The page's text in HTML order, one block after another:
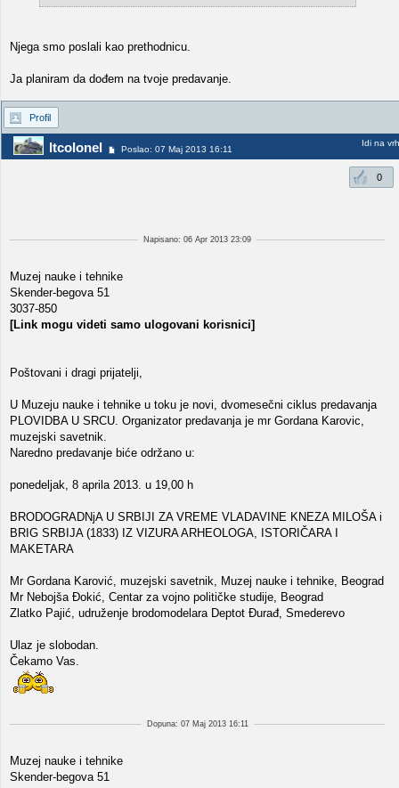
Njega smo poslali kao prethodnicu.
Ja planiram da dođem na tvoje predavanje.
Profil
ltcolonel Poslao: 07 Maj 2013 16:11
Idi na vrh
0
Napisano: 06 Apr 2013 23:09
Muzej nauke i tehnike
Skender-begova 51
3037-850
[Link mogu videti samo ulogovani korisnici]
Poštovani i dragi prijatelji,
U Muzeju nauke i tehnike u toku je novi, dvomesečni ciklus predavanja
PLOVIDBA U SRCU. Organizator predavanja je mr Gordana Karovic,
muzejski savetnik.
Naredno predavanje biće održano u:
ponedeljak, 8 aprila 2013. u 19,00 h
BRODOGRADNjA U SRBIJI ZA VREME VLADAVINE KNEZA MILOŠA i
BRIG SRBIJA (1833) IZ VIZURA ARHEOLOGA, ISTORIČARA I
MAKETARA
Mr Gordana Karović, muzejski savetnik, Muzej nauke i tehnike, Beograd
Mr Nebojša Đokić, Centar za vojno političke studije, Beograd
Zlatko Pajić, udruženje brodomodelara Deptot Đurađ, Smederevo
Ulaz je slobodan.
Čekamo Vas.
Dopuna: 07 Maj 2013 16:11
Muzej nauke i tehnike
Skender-begova 51